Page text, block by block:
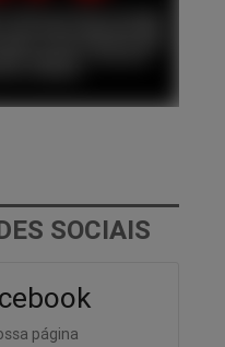
SOCIAIS
página